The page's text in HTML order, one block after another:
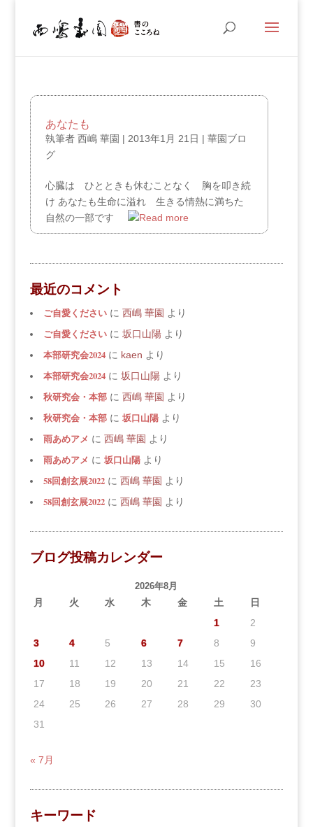
あなたも
執筆者 西嶋 華園 | 2013年1月 21日 | 華園ブロ
グ
心臓は ひとときも休むことなく 胸を叩き続
け あなたも生命に溢れ 生きる情熱に満ちた
自然の一部です
最近のコメント
ご自愛くださいに 西嶋 華園 より
ご自愛くださいに 坂口山陽より
本部研究会2024に kaen より
本部研究会2024に 坂口山陽より
秋研究会・本部に 西嶋 華園 より
秋研究会・本部に 坂口山陽より
雨あめアメ に 西嶋 華園 より
雨あめアメ に 坂口山陽より
58回創玄展2022に 西嶋 華園 より
58回創玄展2022に 西嶋 華園 より
ブログ投稿カレンダー
2026年8月
月 火 水 木 金 土
日
1
2
3
4 5 6 7 8
9
10
11 12 13 14 15
16
17
18 19 20 21 22
23
24
25 26 27 28 29
30
31
« 7月
キーワード